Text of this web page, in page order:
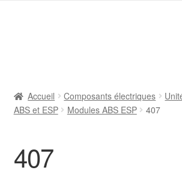
Contact
Accueil Composants électriques
ABS et ESP
Modules ABS ESP 407
407